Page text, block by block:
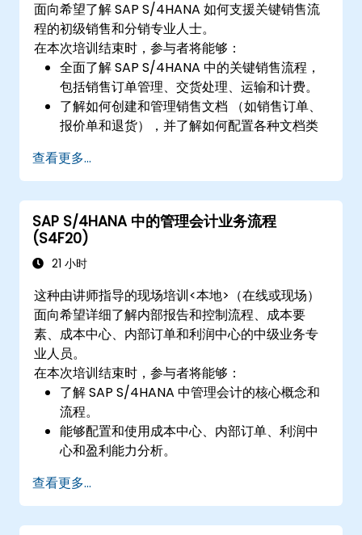
面向希望了解 SAP S/4HANA 如何支援关键销售流
程的初级销售和分销专业人士。
在本次培训结束时，参与者将能够：
全面了解 SAP S/4HANA 中的关键销售流程，
包括销售订单管理、交货处理、运输和计费。
了解如何创建和管理销售文档 （如销售订单、
报价单和退货），并了解如何配置各种文档类
管理帐单和发票。
了解如何使用 SAP S/4HANA 中的嵌入式分析
来监控和提高销售业绩，使用标准报告和
KPI。
查看更多...
SAP S/4HANA 中的管理会计业务流程
(S4F20)
21 小时
这种由讲师指导的现场培训<本地>（在线或现场）
面向希望详细了解内部报告和控制流程、成本要
素、成本中心、内部订单和利润中心的中级业务专
业人员。
在本次培训结束时，参与者将能够：
了解 SAP S/4HANA 中管理会计的核心概念和
流程。
能够配置和使用成本中心、内部订单、利润中
心和盈利能力分析。
理会计报告。
查看更多...